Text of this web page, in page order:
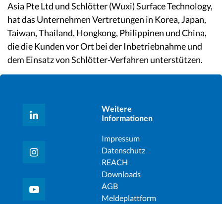
Asia Pte Ltd und Schlötter (Wuxi) Surface Technology,
hat das Unternehmen Vertretungen in Korea, Japan,
Taiwan, Thailand, Hongkong, Philippinen und China,
die die Kunden vor Ort bei der Inbetriebnahme und
dem Einsatz von Schlötter-Verfahren unterstützen.
Weitere
Informationen
Impressum
Datenschutz
REACH
Downloads
AGB
Meldeplattform